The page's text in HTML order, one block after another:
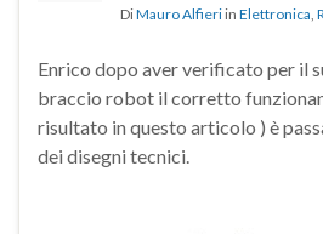
DiMauro Alfieri in Elettronica
Enrico dopo aver verificato per il
braccio robot il corretto
risultato in questo articolo ) è
dei disegni tecnici.